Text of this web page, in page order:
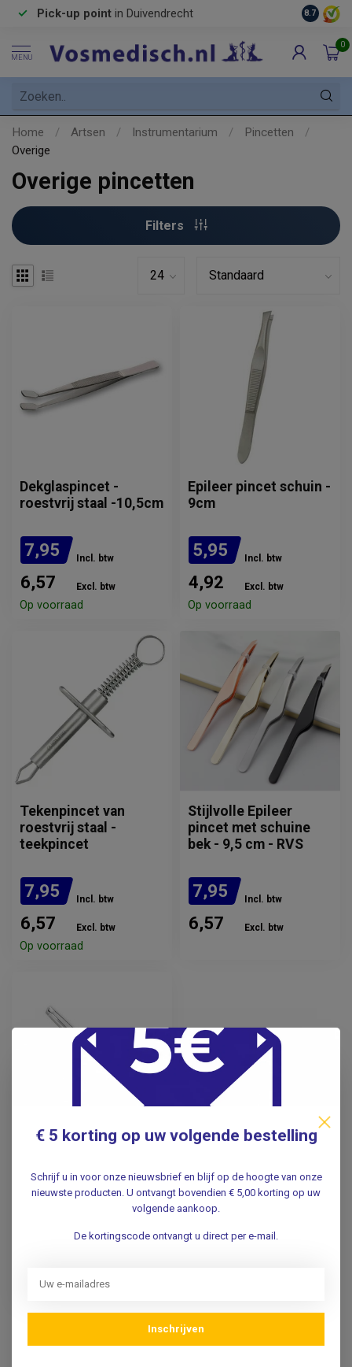
Pick-up point in Duivendrecht 8.7
MENU
0
Home / Artsen / Instrumentarium / Pincetten
/
Overige
Overige pincetten
Filters
Dekglaspincet -
roestvrij staal -10,5cm
7,95 Incl. btw
6,57 Excl. btw
Op voorraad
Epileer pincet schuin -
9cm
5,95 Incl. btw
4,92 Excl. btw
Op voorraad
Tekenpincet van
roestvrij staal -
teekpincet
7,95 Incl. btw
6,57 Excl. btw
Op voorraad
Stijlvolle Epileer
pincet met schuine
bek - 9,5 cm - RVS
7,95 Incl. btw
6,57 Excl. btw
8cm - Antiallergisch
oppervlak
Excl. btw
€ 5 korting op uw volgende bestelling
Schrijf u in voor onze nieuwsbrief en blijf op de hoogte van onze
nieuwste producten. U ontvangt bovendien € 5,00 korting op uw
volgende aankoop.
De kortingscode ontvangt u direct per e-mail.
Inschrijven